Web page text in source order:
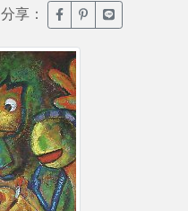
分享： 臉書分享(另開新視窗)
噗浪分享(另開新
Line分享(另